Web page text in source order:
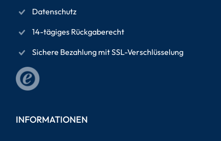
Datenschutz
14-tägiges Rückgaberecht
Sichere Bezahlung mit SSL-Verschlüsselung
INFORMATIONEN